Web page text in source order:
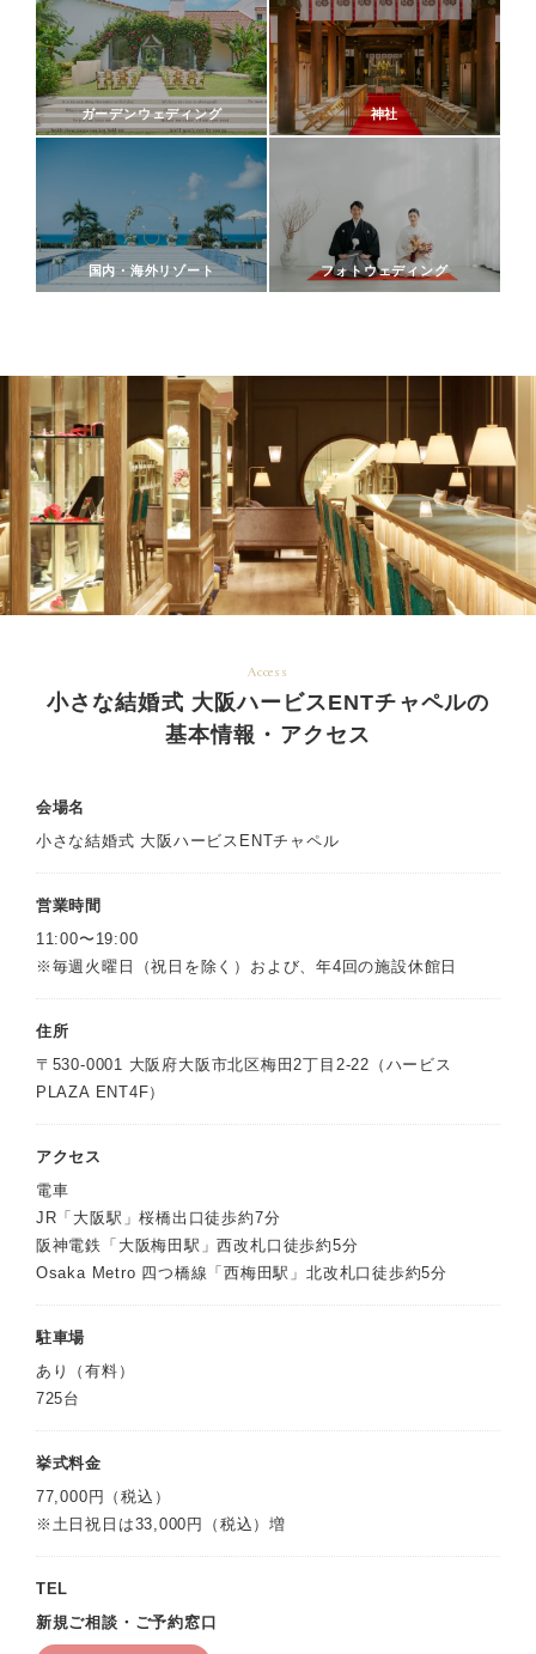
ガーデンウェディング 神社
国内・海外リゾート フォトウェディング
Access
小さな結婚式 大阪ハービスENTチャペルの
基本情報・アクセス
会場名
小さな結婚式 大阪ハービスENTチャペル
営業時間
11:00〜19:00
※毎週火曜日（祝日を除く）および、年4回の施設休館日
住所
〒530-0001 大阪府大阪市北区梅田2丁目2-22（ハービス
PLAZA ENT4F）
アクセス
電車
JR「大阪駅」桜橋出口徒歩約7分
阪神電鉄「大阪梅田駅」西改札口徒歩約5分
Osaka Metro 四つ橋線「西梅田駅」北改札口徒歩約5分
駐車場
あり（有料）
725台
挙式料金
77,000円（税込）
※土日祝日は33,000円（税込）増
TEL
新規ご相談・ご予約窓口